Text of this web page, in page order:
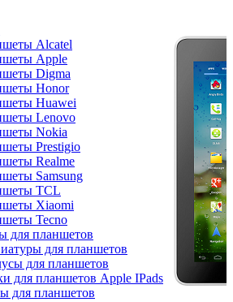
Alcatel
Apple
Digma
Honor
Huawei
Lenovo
Nokia
Prestigio
Realme
Samsung
TCL
Xiaomi
Tecno
для планшетов
для планшетов
для планшетов
для планшетов Apple IPads
для планшетов